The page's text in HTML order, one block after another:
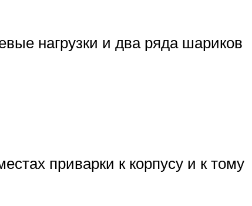
нагрузки и два ряда шариков
приварки к корпусу и к тому